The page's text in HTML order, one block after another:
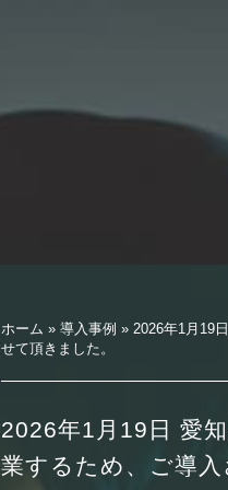
ホーム » 導入事例 » 2026年1月19
せて頂きました。
2026年1月19日 愛
業するため、ご導入